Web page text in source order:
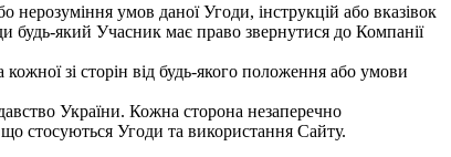
нерозуміння умов даної Угоди, інструкцій або вказівок
який Учасник має право звернутися до Компанії
зі сторін від будь-якого положення або умови
України. Кожна сторона незаперечно
стосуються Угоди та використання Сайту.